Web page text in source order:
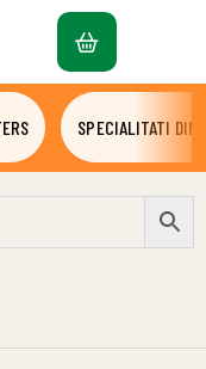
SPECIALITATI DIN